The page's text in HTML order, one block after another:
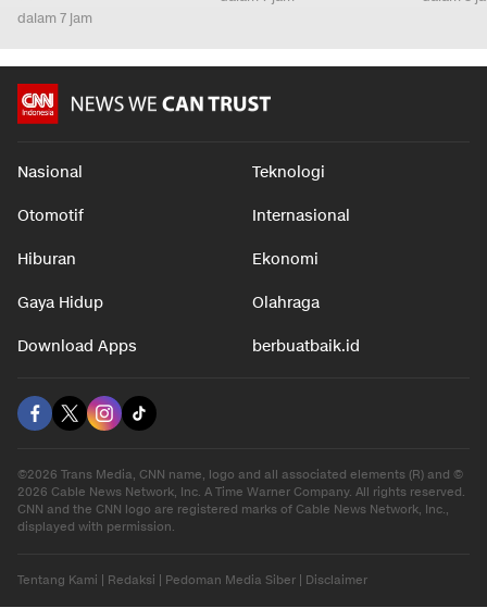
dalam 7 jam
Nasional Teknologi
Otomotif Internasional
Hiburan Ekonomi
Gaya Hidup Olahraga
Download Apps berbuatbaik.id
©2026 Trans Media, CNN name, logo and all associated elements (R) and ©
2026 Cable News Network, Inc. A Time Warner Company. All rights reserved.
CNN and the CNN logo are registered marks of Cable News Network, Inc.,
displayed with permission.
Tentang Kami Redaksi Pedoman Media Siber Disclaimer